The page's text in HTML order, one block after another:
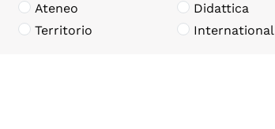
Ateneo
Didattica
Territorio International